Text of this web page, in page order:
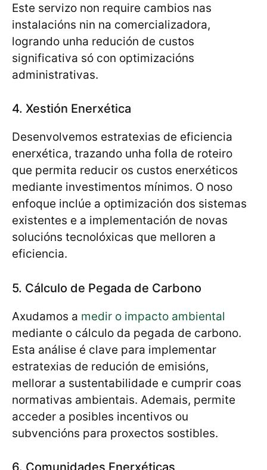
Este servizo non require cambios nas
instalacións nin na comercializadora,
logrando unha redución de custos
significativa só con optimizacións
administrativas.
4. Xestión Enerxética
Desenvolvemos estratexias de eficiencia
enerxética, trazando unha folla de roteiro
que permita reducir os custos enerxéticos
mediante investimentos mínimos. O noso
enfoque inclúe a optimización dos sistemas
existentes e a implementación de novas
solucións tecnolóxicas que melloren a
eficiencia.
5. Cálculo de Pegada de Carbono
Axudamos a medir o impacto ambiental
mediante o cálculo da pegada de carbono.
Esta análise é clave para implementar
estratexias de redución de emisións,
mellorar a sustentabilidade e cumprir coas
normativas ambientais. Ademais, permite
acceder a posibles incentivos ou
subvencións para proxectos sostibles.
6. Comunidades Enerxéticas